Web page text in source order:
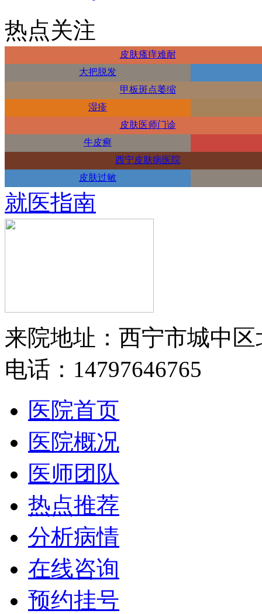
热点关注
皮肤瘙痒难耐
大把脱发
甲板斑点萎缩
湿疹
皮肤医师门诊
牛皮癣
西宁皮肤病医院
皮肤过敏
就医指南
来院地址：西宁市城中区
电话：14797646765
医院首页
医院概况
医师团队
热点推荐
分析病情
在线咨询
预约挂号